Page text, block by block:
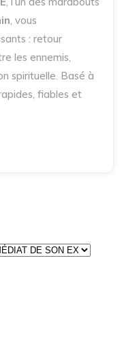
, vous
: retour
les ennemis,
spirituelle. Basé à
fiables et